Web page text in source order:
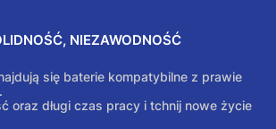
NIEZAWODNOŚĆ
się baterie kompatybilne z prawie
oraz długi czas pracy i tchnij nowe życie